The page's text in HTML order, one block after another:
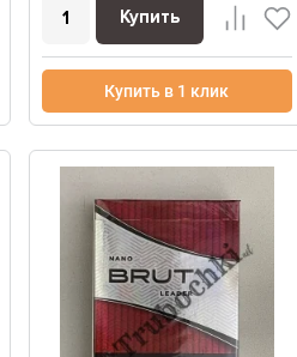
Купить
Купить в 1 клик